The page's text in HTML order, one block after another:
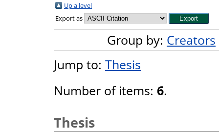
Up a level
Export as
Group by: Creators
Jump to: Thesis
Number of items: 6.
Thesis